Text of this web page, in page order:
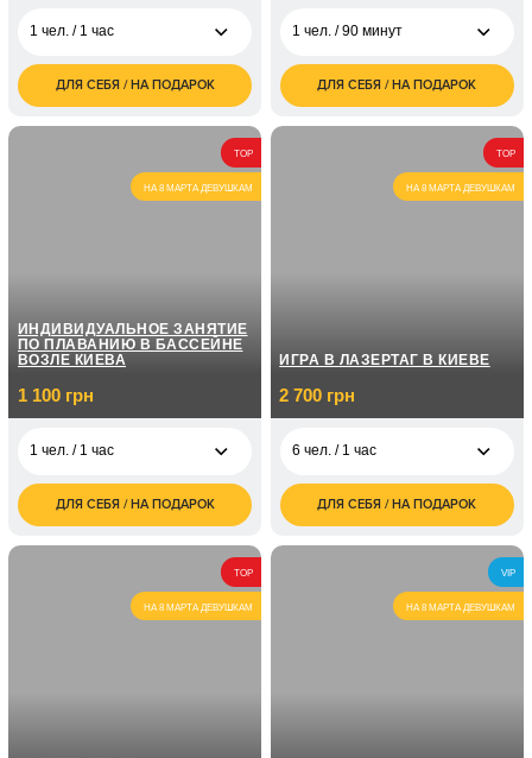
1 чел. / 1 час
2 200
грн
4 400
грн
ДЛЯ СЕБЯ / НА ПОДАРОК
1 чел. / 90 минут
2 603
грн
4 000
грн
ДЛЯ СЕБЯ / НА ПОДАРОК
TOP
НА 8 МАРТА ДЕВУШКАМ
ИНДИВИДУАЛЬНОЕ ЗАНЯТИЕ
ПО ПЛАВАНИЮ В БАССЕЙНЕ
ВОЗЛЕ КИЕВА
1 100 грн
1 чел. / 1 час
1 100
грн
950
грн
ДЛЯ СЕБЯ / НА ПОДАРОК
TOP
НА 8 МАРТА ДЕВУШКАМ
ИГРА В ЛАЗЕРТАГ В КИЕВЕ
2 700 грн
6 чел. / 1 час
2 700
грн
4 800
грн
ДЛЯ СЕБЯ / НА ПОДАРОК
TOP
НА 8 МАРТА ДЕВУШКАМ
VIP
НА 8 МАРТА ДЕВУШКАМ